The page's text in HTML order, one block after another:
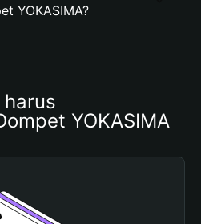
YOKASIMA?
YOKASIMA